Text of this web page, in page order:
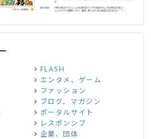
FLASH
エンタメ、ゲーム
ファッション
ブログ、マガジン
ポータルサイト
レスポンシブ
企業、団体